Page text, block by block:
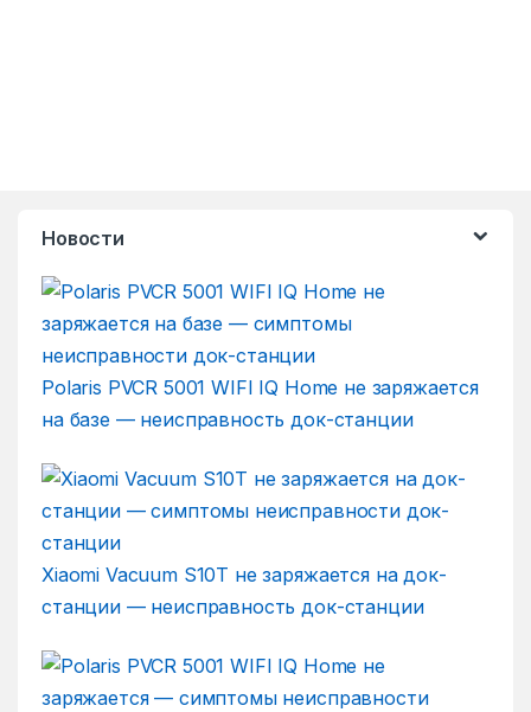
Новости
Polaris PVCR 5001 WIFI IQ Home не заряжается
на базе — неисправность док-станции
Xiaomi Vacuum S10T не заряжается на док-
станции — неисправность док-станции